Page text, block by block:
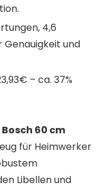
4,6
und
– ca. 37%
Bosch 60 cm
für Heimwerker
Libellen und